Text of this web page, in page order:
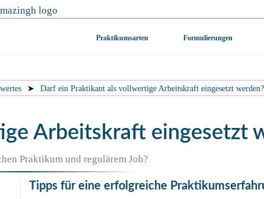
Praktikumsarten Formulierungen
➤ Darf ein Praktikant als vollwertige Arbeitskraft eingesetzt werden?
Arbeitskraft eingesetzt
Praktikum und regulärem Job?
Tipps für eine erfolgreiche